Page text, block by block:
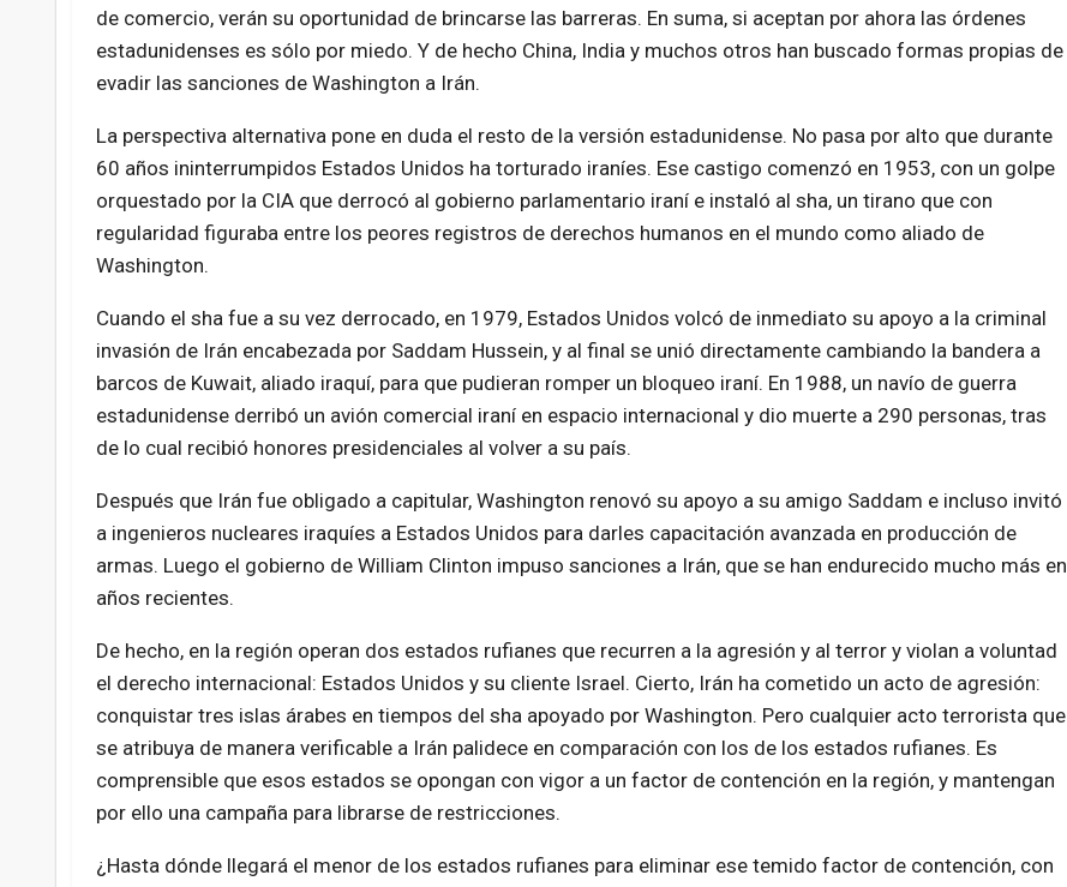
de comercio, verán su oportunidad de brincarse las barreras. En suma, si aceptan por ahora las órdenes
estadunidenses es sólo por miedo. Y de hecho China, India y muchos otros han buscado formas propias de
evadir las sanciones de Washington a Irán.
La perspectiva alternativa pone en duda el resto de la versión estadunidense. No pasa por alto que durante
60 años ininterrumpidos Estados Unidos ha torturado iraníes. Ese castigo comenzó en 1953, con un golpe
orquestado por la CIA que derrocó al gobierno parlamentario iraní e instaló al sha, un tirano que con
regularidad figuraba entre los peores registros de derechos humanos en el mundo como aliado de
Washington.
Cuando el sha fue a su vez derrocado, en 1979, Estados Unidos volcó de inmediato su apoyo a la criminal
invasión de Irán encabezada por Saddam Hussein, y al final se unió directamente cambiando la bandera a
barcos de Kuwait, aliado iraquí, para que pudieran romper un bloqueo iraní. En 1988, un navío de guerra
estadunidense derribó un avión comercial iraní en espacio internacional y dio muerte a 290 personas, tras
de lo cual recibió honores presidenciales al volver a su país.
Después que Irán fue obligado a capitular, Washington renovó su apoyo a su amigo Saddam e incluso invitó
a ingenieros nucleares iraquíes a Estados Unidos para darles capacitación avanzada en producción de
armas. Luego el gobierno de William Clinton impuso sanciones a Irán, que se han endurecido mucho más en
años recientes.
De hecho, en la región operan dos estados rufianes que recurren a la agresión y al terror y violan a voluntad
el derecho internacional: Estados Unidos y su cliente Israel. Cierto, Irán ha cometido un acto de agresión:
conquistar tres islas árabes en tiempos del sha apoyado por Washington. Pero cualquier acto terrorista que
se atribuya de manera verificable a Irán palidece en comparación con los de los estados rufianes. Es
comprensible que esos estados se opongan con vigor a un factor de contención en la región, y mantengan
por ello una campaña para librarse de restricciones.
¿Hasta dónde llegará el menor de los estados rufianes para eliminar ese temido factor de contención, con